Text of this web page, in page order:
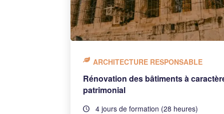
ARCHITECTURE RESPONSABLE
Rénovation des bâtiments à
patrimonial
4 jours de formation (28 heures)